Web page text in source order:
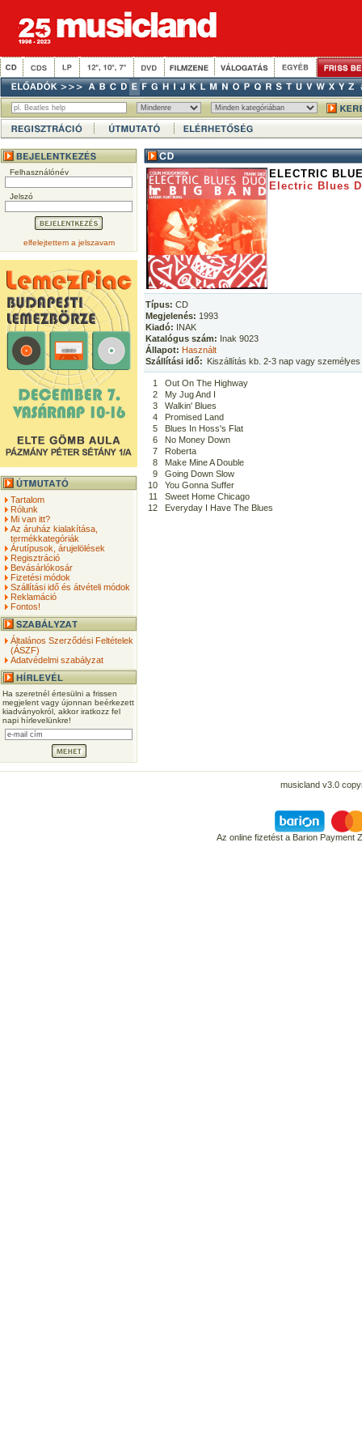
Felhasználónév
Jelszó
elfelejtettem a jelszavam
Tartalom
Rólunk
Mi van itt?
Az áruház kialakítása,
termékkategóriák
Árutípusok, árujelölések
Regisztráció
Bevásárlókosár
Fizetési módok
Szállítási idő és átvételi módok
Reklamáció
Fontos!
Általános Szerződési Feltételek
(ÁSZF)
Adatvédelmi szabályzat
Ha szeretnél értesülni a frissen
megjelent vagy újonnan beérkezett
kiadványokról, akkor iratkozz fel
napi hírlevelünkre!
ELECTRIC
Electric Blues
Típus: CD
Megjelenés: 1993
Kiadó: INAK
Katalógus szám: Inak 9023
Állapot: Használt
Szállítási idő: Kiszállítás kb. 2-3 nap vagy
1
Out On The Highway
2
My Jug And I
3
Walkin' Blues
4
Promised Land
5
Blues In Hoss's Flat
6
No Money Down
7
Roberta
8
Make Mine A Double
9
Going Down Slow
10
You Gonna Suffer
11
Sweet Home Chicago
12
Everyday I Have The Blues
musicland v3.0
Az online fizetést a Barion Payment